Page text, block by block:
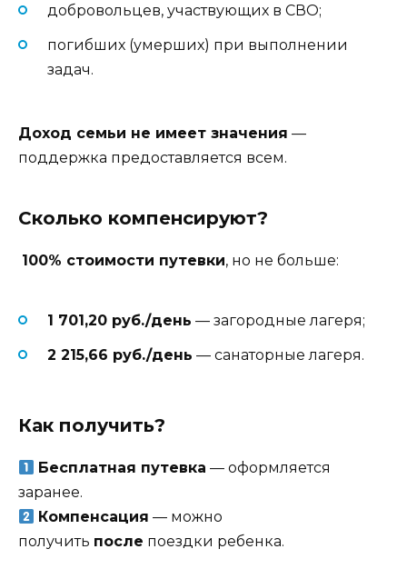
добровольцев, участвующих в СВО;
погибших (умерших) при выполнении
задач.
Доход семьи не имеет значения —
поддержка предоставляется всем.
Сколько компенсируют?
100% стоимости путевки, но не больше:
1 701,20 руб./день — загородные лагеря;
2 215,66 руб./день — санаторные лагеря.
Как получить?
Бесплатная путевка — оформляется
заранее.
Компенсация — можно
получить после поездки ребенка.